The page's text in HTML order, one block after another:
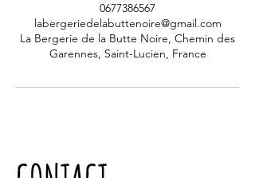
0677386567
labergeriedelabuttenoire@gmail.com
La Bergerie de la Butte Noire, Chemin des
Garennes, Saint-Lucien, France